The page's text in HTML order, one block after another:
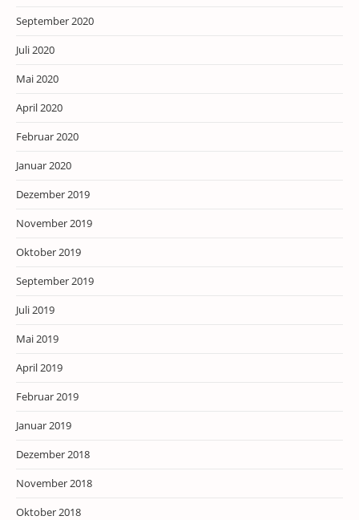
September 2020
Juli 2020
Mai 2020
April 2020
Februar 2020
Januar 2020
Dezember 2019
November 2019
Oktober 2019
September 2019
Juli 2019
Mai 2019
April 2019
Februar 2019
Januar 2019
Dezember 2018
November 2018
Oktober 2018